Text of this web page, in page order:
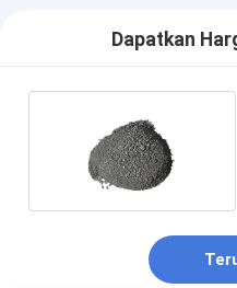
Dapatkan